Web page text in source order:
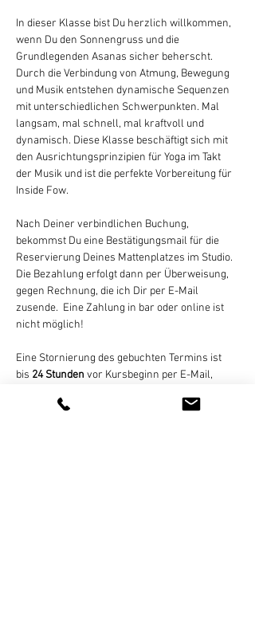
In dieser Klasse bist Du herzlich willkommen,
wenn Du den Sonnengruss und die
Grundlegenden Asanas sicher beherscht.
Durch die Verbindung von Atmung, Bewegung
und Musik entstehen dynamische Sequenzen
mit unterschiedlichen Schwerpunkten. Mal
langsam, mal schnell, mal kraftvoll und
dynamisch. Diese Klasse beschäftigt sich mit
den Ausrichtungsprinzipien für Yoga im Takt
der Musik und ist die perfekte Vorbereitung für
Inside Fow.
Nach Deiner verbindlichen Buchung,
bekommst Du eine Bestätigungsmail für die
Reservierung Deines Mattenplatzes im Studio.
Die Bezahlung erfolgt dann per Überweisung,
gegen Rechnung, die ich Dir per E-Mail
zusende.  Eine Zahlung in bar oder online ist
nicht möglich!
Eine Stornierung des gebuchten Termins ist
bis 24 Stunden vor Kursbeginn per E-Mail,
SMS, oder Telefon kostenlos möglich. Bei zu